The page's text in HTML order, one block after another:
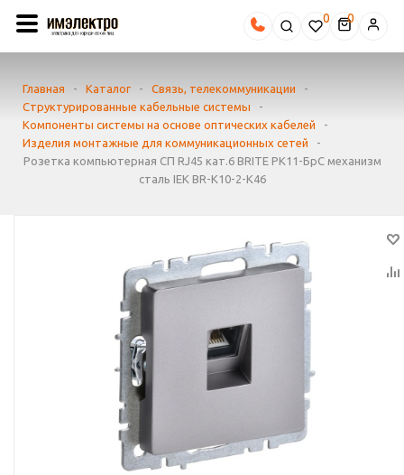
0
Главная - Каталог - Связь, телекоммуникации
-
Структурированные кабельные системы
-
Компоненты системы на основе оптических кабелей
-
Изделия монтажные для коммуникационных сетей
-
Розетка компьютерная СП RJ45 кат.6 BRITE РК11-БрС механизм
сталь IEK BR-K10-2-K46